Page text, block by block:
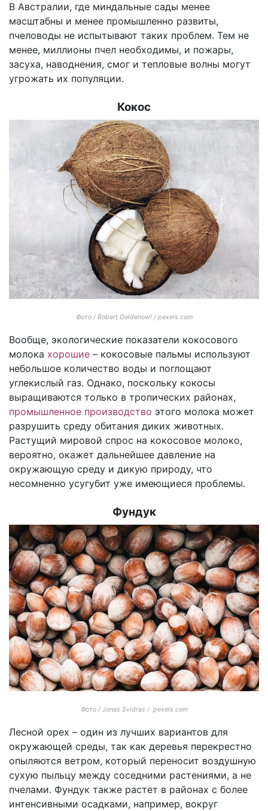
В Австралии, где миндальные сады менее
масштабны и менее промышленно развиты,
пчеловоды не испытывают таких проблем. Тем не
менее, миллионы пчел необходимы, и пожары,
засуха, наводнения, смог и тепловые волны могут
угрожать их популяции.
Кокос
Фото / Robert Goldenowl / pexels.com
Вообще, экологические показатели кокосового
молока хорошие – кокосовые пальмы используют
небольшое количество воды и поглощают
углекислый газ. Однако, поскольку кокосы
выращиваются только в тропических районах,
промышленное производство этого молока может
разрушить среду обитания диких животных.
Растущий мировой спрос на кокосовое молоко,
вероятно, окажет дальнейшее давление на
окружающую среду и дикую природу, что
несомненно усугубит уже имеющиеся проблемы.
Фундук
Фото / Jonas Svidras / pexels.com
Лесной орех – один из лучших вариантов для
окружающей среды, так как деревья перекрестно
опыляются ветром, который переносит воздушную
сухую пыльцу между соседними растениями, а не
пчелами. Фундук также растет в районах с более
интенсивными осадками, например, вокруг